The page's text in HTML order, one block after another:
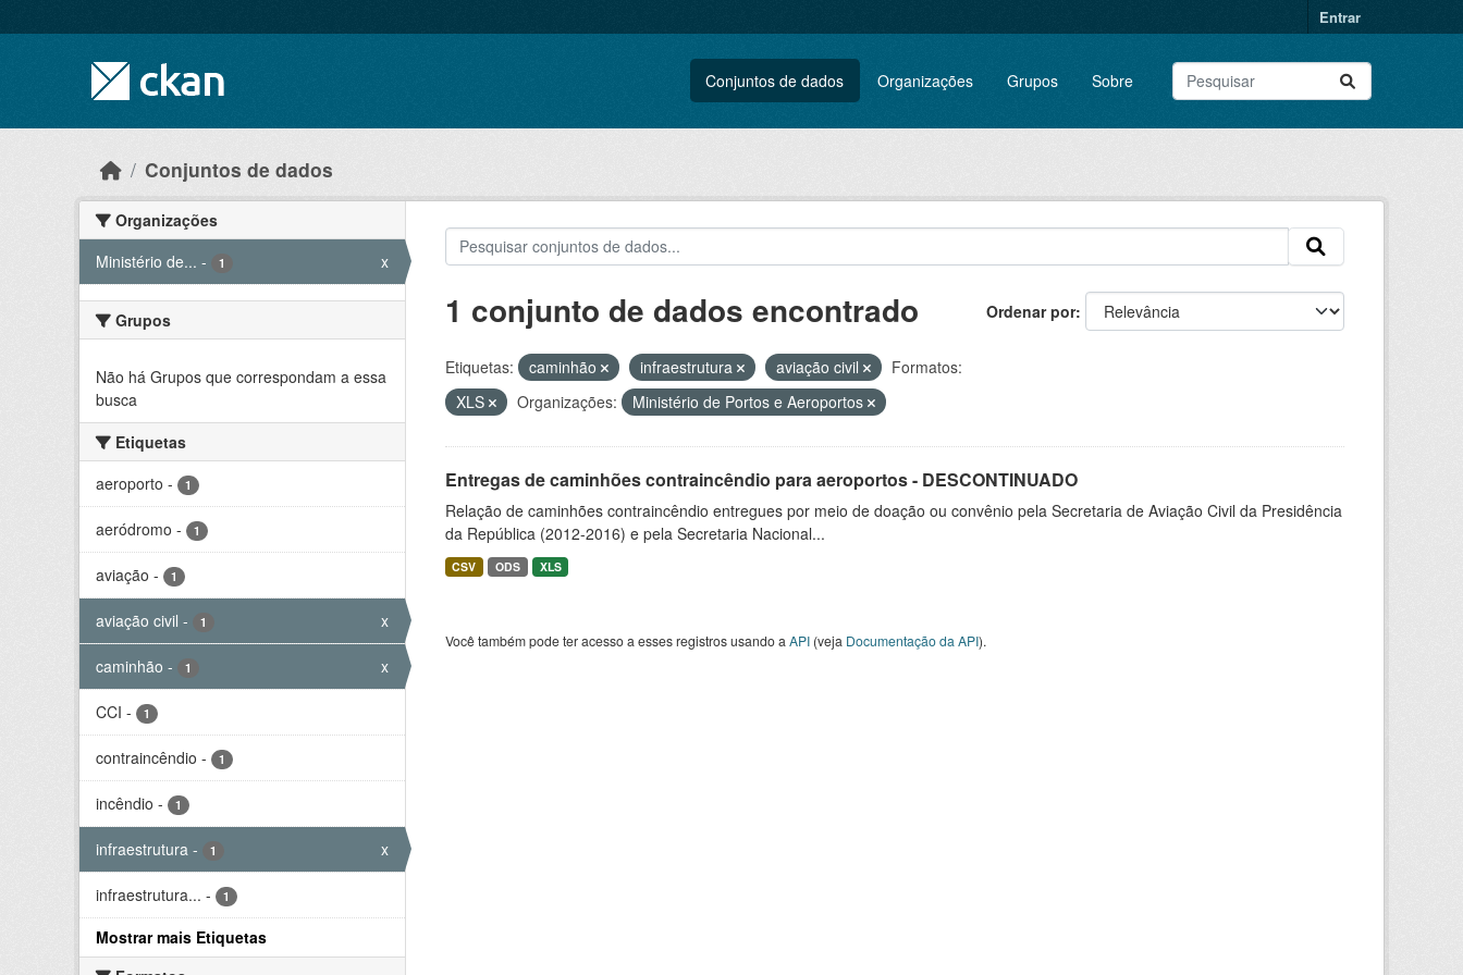
Entrar
Conjuntos de dados Organizações Grupos Sobre
Conjuntos de dados
Organizações
Ministério de... - 1 x
Grupos
Não há Grupos que correspondam a essa
busca
Etiquetas
aeroporto - 1
aeródromo - 1
aviação - 1
aviação civil - 1 x
caminhão - 1 x
CCI - 1
contraincêndio - 1
incêndio - 1
infraestrutura - 1 x
infraestrutura... - 1
Mostrar mais Etiquetas
Ordenar por
1 conjunto de dados encontrado
Etiquetas: caminhão infraestrutura aviação civil
Formatos:
XLS
Organizações: Ministério de Portos e Aeroportos
Entregas de caminhões contraincêndio para aeroportos - DESCONTINUADO
Relação de caminhões contraincêndio entregues por meio de doação ou convênio pela Secretaria de Aviação Civil da Presidência
da República (2012-2016) e pela Secretaria Nacional...
CSV ODS XLS
Você também pode ter acesso a esses registros usando a API(veja Documentação da API).